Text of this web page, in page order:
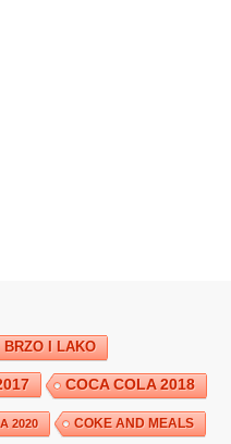
BRZO I LAKO
COCA COLA 2018
2020 COKE AND MEALS